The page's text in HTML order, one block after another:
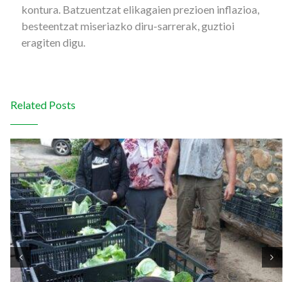
kontura. Batzuentzat elikagaien prezioen inflazioa,
besteentzat miseriazko diru-sarrerak, guztioi
eragiten digu.
Related Posts